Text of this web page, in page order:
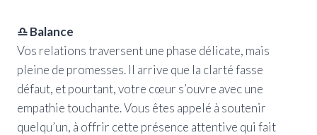
♎ Balance
Vos relations traversent une phase délicate, mais
pleine de promesses. Il arrive que la clarté fasse
défaut, et pourtant, votre cœur s’ouvre avec une
empathie touchante. Vous êtes appelé à soutenir
quelqu’un, à offrir cette présence attentive qui fait